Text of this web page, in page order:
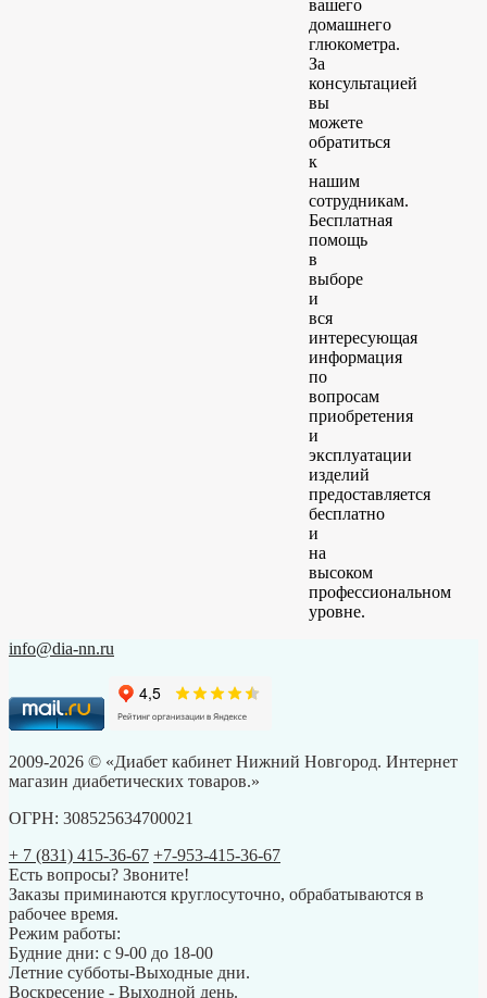
вашего
домашнего
глюкометра.
За
консультацией
вы
можете
обратиться
к
нашим
сотрудникам.
Бесплатная
помощь
в
выборе
и
вся
интересующая
информация
по
вопросам
приобретения
и
эксплуатации
изделий
предоставляется
бесплатно
и
на
высоком
профессиональном
уровне.
info@dia-nn.ru
2009-2026 © «Диабет кабинет Нижний Новгород. Интернет
магазин диабетических товаров.»
ОГРН: 308525634700021
+ 7 (831) 415-36-67 +7-953-415-36-67
Есть вопросы? Звоните!
Заказы приминаются круглосуточно, обрабатываются в
рабочее время.
Режим работы:
Будние дни: с 9-00 до 18-00
Летние субботы-Выходные дни.
Воскресение - Выходной день.